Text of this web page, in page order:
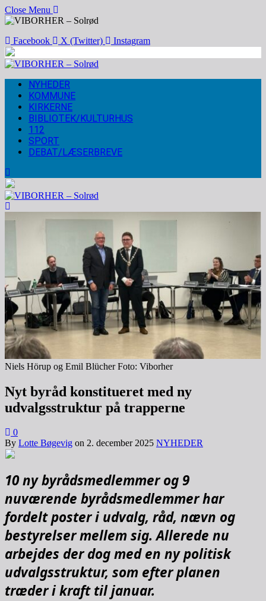
Close Menu
Facebook X (Twitter) Instagram
NYHEDER
KOMMUNE
KIRKERNE
BIBLIOTEK/KULTURHUS
112
SPORT
DEBAT/LÆSERBREVE
Niels Hörup og Emil Blücher Foto: Viborher
Nyt byråd konstitueret med ny
udvalgsstruktur på trapperne
0
By Lotte Bøgevig on 2. december 2025 NYHEDER
10 ny byrådsmedlemmer og 9
nuværende byrådsmedlemmer har
fordelt poster i udvalg, råd, nævn og
bestyrelser mellem sig. Allerede nu
arbejdes der dog med en ny politisk
udvalgsstruktur, som efter planen
træder i kraft til januar.